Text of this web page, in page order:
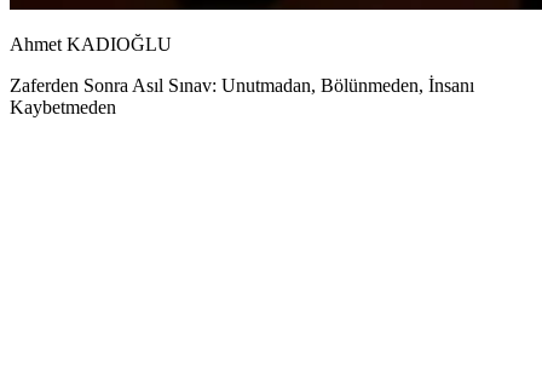
Ahmet KADIOĞLU
Zaferden Sonra Asıl Sınav: Unutmadan, Bölünmeden, İnsanı
Kaybetmeden